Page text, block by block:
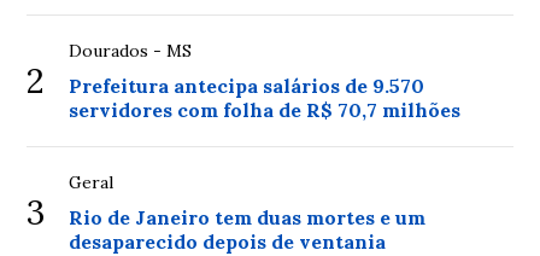
2
Dourados - MS
Prefeitura antecipa salários de 9.570
servidores com folha de R$ 70,7 milhões
3
Geral
Rio de Janeiro tem duas mortes e um
desaparecido depois de ventania